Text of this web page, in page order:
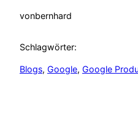
vonbernhard
Schlagwörter:
Blogs, Google, Google